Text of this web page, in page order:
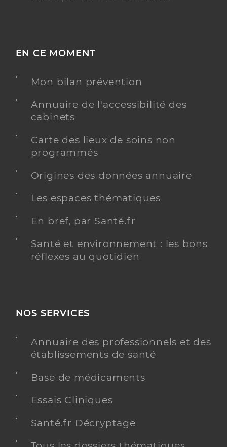
EN CE MOMENT
Mon bilan prévention
Annuaire de l'accessibilité des
cabinets
Carte des lieux de soins non
programmés
Origines des données annuaire
Les espaces thématiques
En bref, par Santé.fr
Santé et environnement : les bons
réflexes au quotidien
NOS SERVICES
Annuaire des professionnels et des
établissements de santé
Base de médicaments
Essais Cliniques
Santé.fr Décryptage